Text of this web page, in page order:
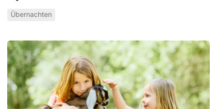
Übernachten